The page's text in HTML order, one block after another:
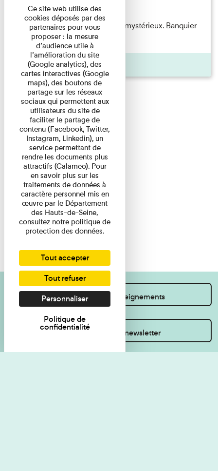
Du 15/08/2026 au 15/08/2026
Albert Kahn est un personnage mystérieux. Banquier
d'origine modeste, il a ...
Agenda
Je souhaite des renseignements
Inscrivez-vous à la newsletter
Ce site web utilise des
cookies déposés par des
partenaires pour vous
proposer : la mesure
d’audience utile à
l’amélioration du site
(Google analytics), des
cartes interactives (Google
maps), des boutons de
partage sur les réseaux
sociaux qui permettent aux
utilisateurs du site de
faciliter le partage de
contenu (Facebook, Twitter,
Instagram, Linkedin), un
service permettant de
rendre les documents plus
attractifs (Calameo). Pour
en savoir plus sur les
traitements de données à
caractère personnel mis en
œuvre par le Département
des Hauts-de-Seine,
consultez notre politique de
protection des données.
Tout accepter
Tout refuser
Personnaliser
Politique de
confidentialité